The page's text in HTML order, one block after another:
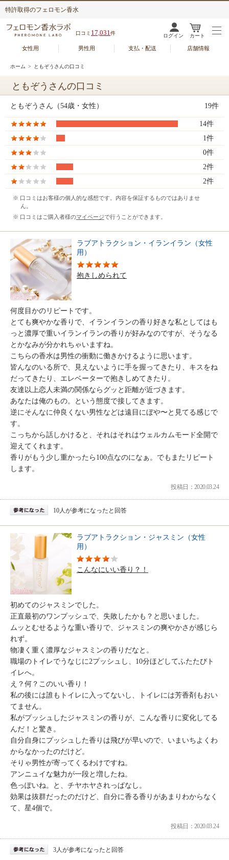
特許取得のフェロモン香水
口コミ 17,031件 ログイン カート
女性用 男性用 支払・配送 店舗情報
ホーム > ともぞうさんの口コミ
ともぞうさんの口コミ
ともぞうさん（54歳・女性） 19件
14件
1件
0件
2件
2件
※ 口コミはお客様の個人的な感想です。内容を保証するものではありませ
ん。
※ 口コミはご購入者様のマイページで行うことができます。
ラブアトラクション・イランイラン（女性
用）
抱きしめられて
何度目かのリピートです。
とても爽やかな香りで、イランイランの香り好きな私としてはも
っと濃厚で重いイランイランの香りが好みなのですが、そうなる
とかなみが分かれちゃいますね。
こちらの香水は男性の衝動に働きかけるように思います。
皆んなのいる所で、見えないように手を握ってきたり、キスをね
だってきたり、エレベーターで抱きしめてきたり。
友達以上恋人未満の関係ならグッと距離が近づきます。
あなたは俺のもの。という態度で接してきます。
逆にそんなに仲良くない男性などは遠目にぼや〜と見てる感じで
す。
こっちから話しかけると、それはそれはウェルカムモード全開で
迎えてくれます。
香りがもう少し重かったら100点なのになぁ。でもまたリピート
します。
投稿日：2020.03.24
10人が参考になったと回答
ラブアトラクション・ジャスミン（女性
用）
こんなにいい香り？！
初めてのジャスミンでした。
正直最初のワンプッシュで、失敗したかも？と思いました。
ムッとむせるような重い香りで、ジャスミンの爽やかさが感じら
れず。
物凄く重く濃厚なジャスミンの香りだなと。
職場のトイレでうなじに2プッシュし、10分ほどしてふたたびト
イレへ。
え？何？このいい香り！
私の後には誰もトイレに入ってないし、トイレには芳香剤もおい
てません。
私がプッシュしたジャスミンの香りが、こんな香りに変化してる
んだ！と驚き。
自分自身にプッシュした香りは飛びが早いので、いまいちよくわ
からなかったのだけど。
そりゃ男性が寄ってくるわけですね。
アンニュイな魅力が一段と増したね。
色っぽいね。と、チヤホヤされっぱなし。
効果は抜群だったのだけど、自分に香る香りがあまりわからなく
て、星4個で。
投稿日：2020.03.24
3人が参考になったと回答